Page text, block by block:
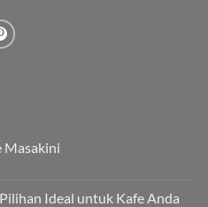
Masakini
Ideal untuk Kafe Anda